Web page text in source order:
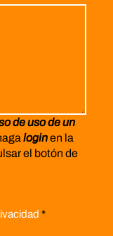
de uso de un
loginen la
el botón de
*